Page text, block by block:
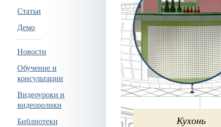
Статьи
Демо
Новости
Обучение и
консультации
Видеоуроки и
видеоролики
Библиотеки
Кухонь